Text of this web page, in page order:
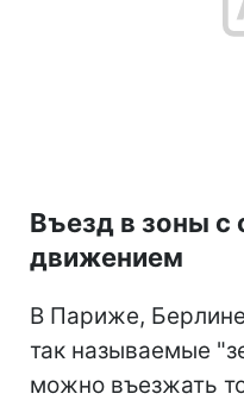
Въезд в зоны с
движением
В Париже,
так называемые
можно въезжать